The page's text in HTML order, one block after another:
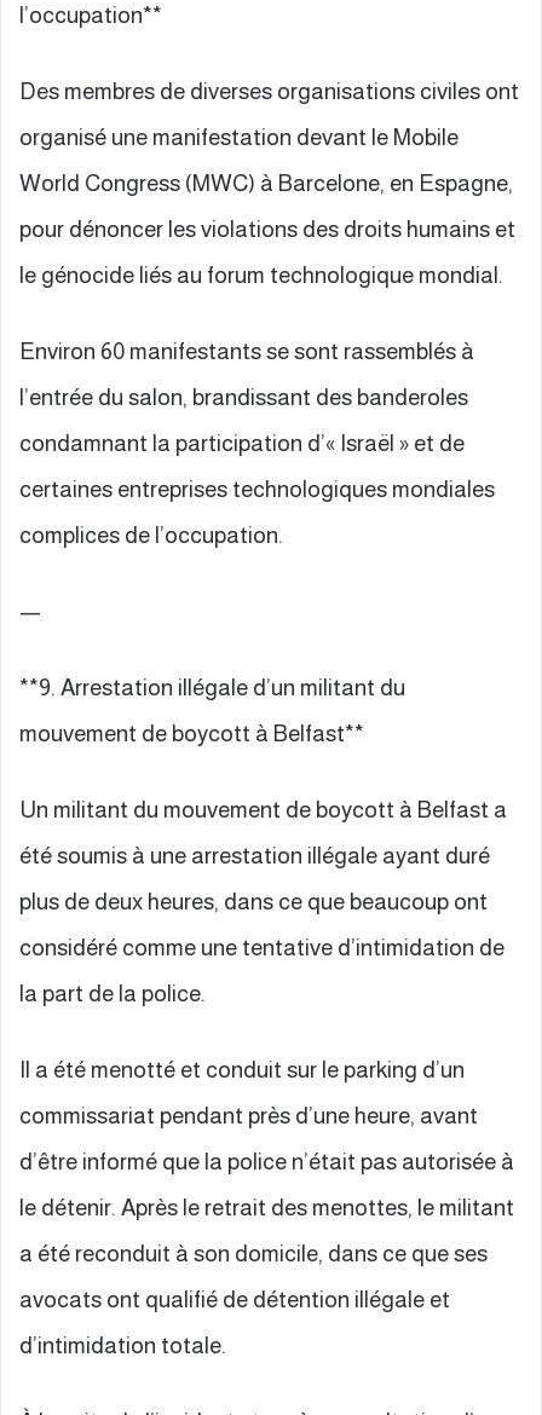
l’occupation**
Des membres de diverses organisations civiles ont
organisé une manifestation devant le Mobile
World Congress (MWC) à Barcelone, en Espagne,
pour dénoncer les violations des droits humains et
le génocide liés au forum technologique mondial.
Environ 60 manifestants se sont rassemblés à
l’entrée du salon, brandissant des banderoles
condamnant la participation d’« Israël » et de
certaines entreprises technologiques mondiales
complices de l’occupation.
—
**9. Arrestation illégale d’un militant du
mouvement de boycott à Belfast**
Un militant du mouvement de boycott à Belfast a
été soumis à une arrestation illégale ayant duré
plus de deux heures, dans ce que beaucoup ont
considéré comme une tentative d’intimidation de
la part de la police.
Il a été menotté et conduit sur le parking d’un
commissariat pendant près d’une heure, avant
d’être informé que la police n’était pas autorisée à
le détenir. Après le retrait des menottes, le militant
a été reconduit à son domicile, dans ce que ses
avocats ont qualifié de détention illégale et
d’intimidation totale.